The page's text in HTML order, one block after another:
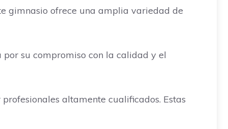
gimnasio ofrece una amplia variedad de
por su compromiso con la calidad y el
altamente cualificados. Estas